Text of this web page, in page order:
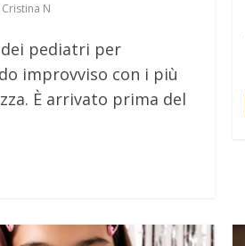
Cristina N
pediatri per
improvviso con i più
È arrivato prima del